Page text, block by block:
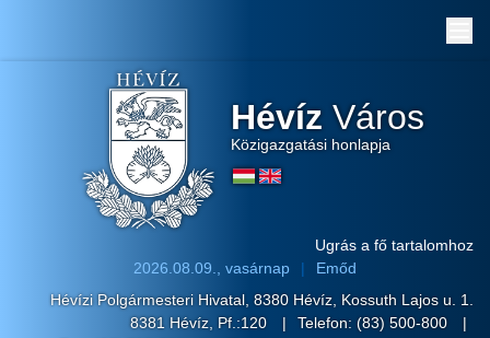
Hévíz Város
Közigazgatási honlapja
Ugrás a fő tartalomhoz
2026.08.09., vasárnap
Emőd
Hévízi Polgármesteri Hivatal, 8380 Hévíz, Kossuth Lajos u. 1.
8381 Hévíz, Pf.:120
Telefon: (83) 500-800